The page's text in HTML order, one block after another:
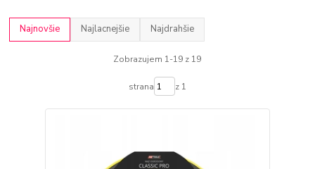
Najnovšie Najlacnejšie Najdrahšie
Zobrazujem 1-19 z 19
strana z 1